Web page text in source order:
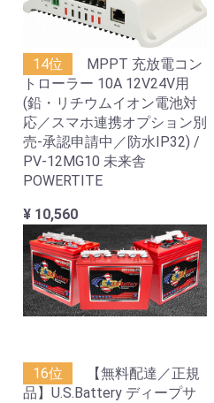
14位
MPPT 充放電コン
トローラー 10A 12V24V用
(鉛・リチウムイオン電池対
応／スマホ連携オプション別
売-承認申請中／防水IP32) /
PV-12MG10 未来舎
POWERTITE
¥ 10,560
16位
【無料配達／正規
品】U.S.Battery ディープサ